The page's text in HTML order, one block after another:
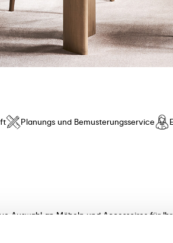
Planungs und Bemusterungsservice
Auswahl an Möbeln und Accessoires für
Entdecken Sie unsere